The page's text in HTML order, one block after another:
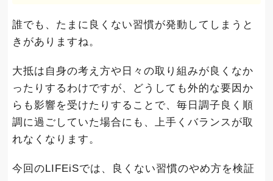
誰でも、たまに良くない習慣が発動してしまうと
きがありますね。
大抵は自身の考え方や日々の取り組みが良くなか
ったりするわけですが、どうしても外的な要因か
らも影響を受けたりすることで、毎日調子良く順
調に過ごしていた場合にも、上手くバランスが取
れなくなります。
今回のLIFEiSでは、良くない習慣のやめ方を検証